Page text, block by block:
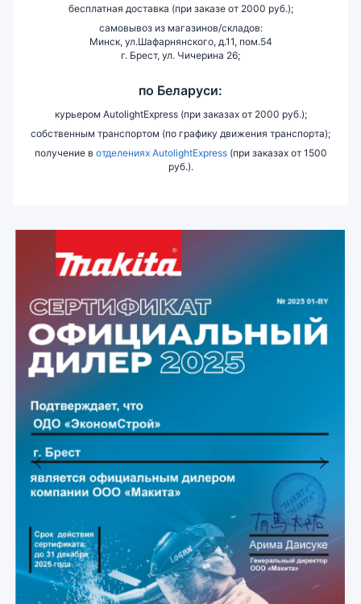
бесплатная доставка (при заказе от 2000 руб.);
самовывоз из магазинов/складов:
Минск, ул.Шафарнянского, д.11, пом.54
г. Брест, ул. Чичерина 26;
по Беларуси:
курьером AutolightExpress (при заказах от 2000 руб.);
собственным транспортом (по графику движения транспорта);
получение в отделениях AutolightExpress(при заказах от 1500
руб.).
Previous Next